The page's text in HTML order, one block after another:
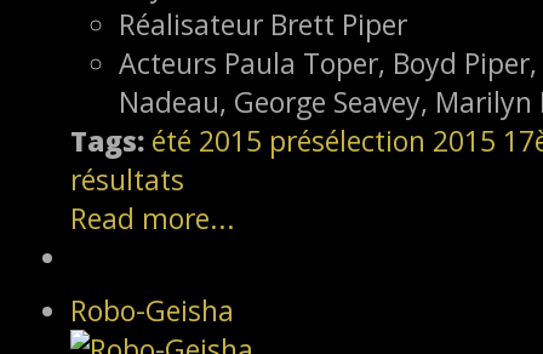
Réalisateur Brett Piper
Acteurs Paula Toper, Boyd
Nadeau, George Seavey,
Tags: été 2015 présélection 2015
résultats
Read more...
Robo-Geisha